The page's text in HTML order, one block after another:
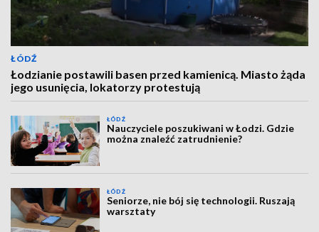
ŁÓDŹ
Łodzianie postawili basen przed kamienicą. Miasto żąda
jego usunięcia, lokatorzy protestują
ŁÓDŹ
Nauczyciele poszukiwani w Łodzi. Gdzie
można znaleźć zatrudnienie?
ŁÓDŹ
Seniorze, nie bój się technologii. Ruszają
warsztaty